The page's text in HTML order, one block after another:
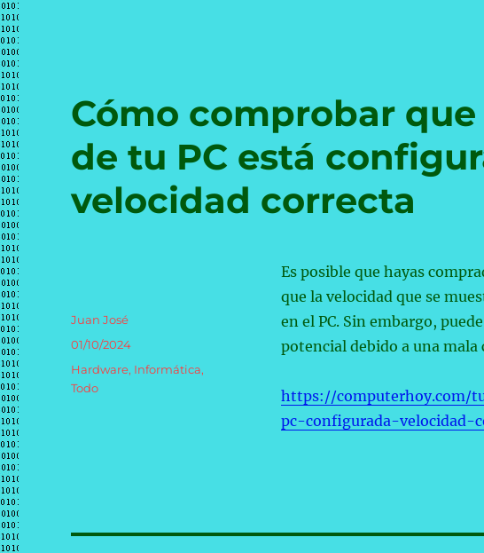
Cómo comprobar
de tu PC está
velocidad correcta
Es posible que hayas
que la velocidad que se
en el PC. Sin embargo,
potencial debido a una
https://computerhoy.com/
pc-configurada-velocidad-
Autor
Juan José
Publicado
01/10/2024
Categorías
Hardware, Informática,
Todo